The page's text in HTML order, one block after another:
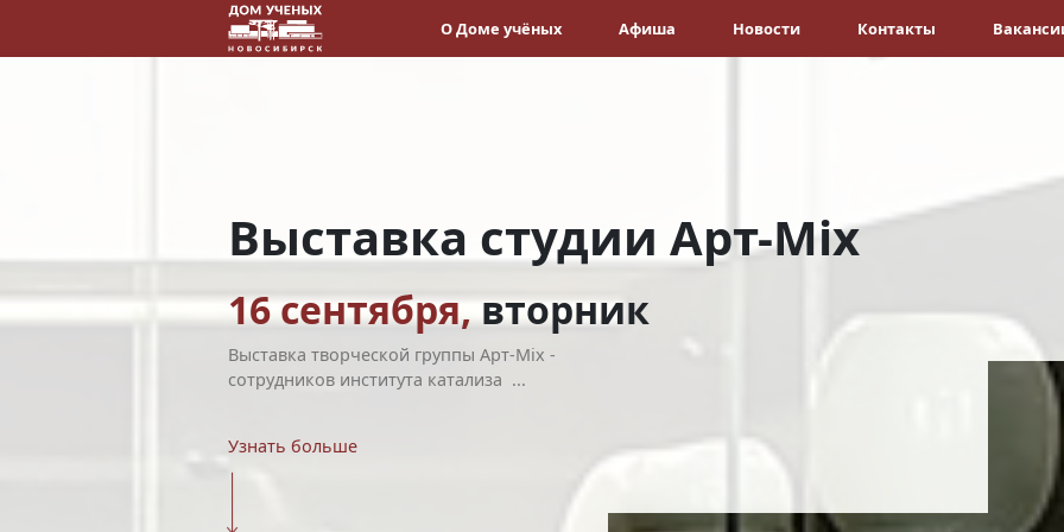
О Доме учёных Афиша Новости Контакты
Выставка студии Арт-Mix
16 сентября,вторник
Выставка творческой группы Арт-Mix -
сотрудников института катализа ...
Узнать больше